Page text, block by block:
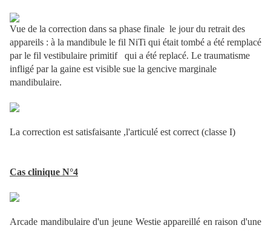
Vue de la correction dans sa phase finale le jour du retrait des
appareils : à la mandibule le fil NiTi qui était tombé a été remplacé
par le fil vestibulaire primitif qui a été replacé. Le traumatisme
infligé par la gaine est visible sue la gencive marginale
mandibulaire.
La correction est satisfaisante ,l'articulé est correct (classe I)
Cas clinique N°4
Arcade mandibulaire d'un jeune Westie appareillé en raison d'une